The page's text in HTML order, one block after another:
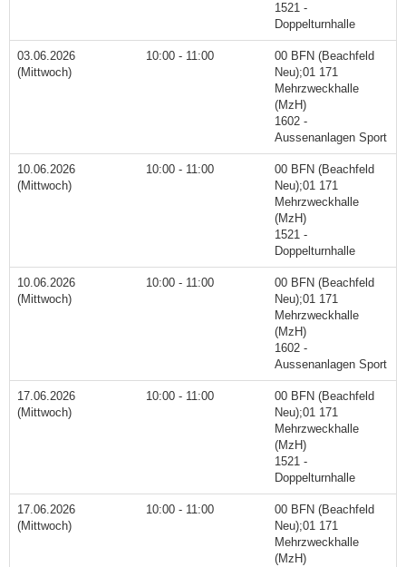
1521 -
Doppelturnhalle
03.06.2026
(Mittwoch)
10:00 - 11:00
00 BFN (Beachfeld
Neu);01 171
Mehrzweckhalle
(MzH)
1602 -
Aussenanlagen Sport
10.06.2026
(Mittwoch)
10:00 - 11:00
00 BFN (Beachfeld
Neu);01 171
Mehrzweckhalle
(MzH)
1521 -
Doppelturnhalle
10.06.2026
(Mittwoch)
10:00 - 11:00
00 BFN (Beachfeld
Neu);01 171
Mehrzweckhalle
(MzH)
1602 -
Aussenanlagen Sport
17.06.2026
(Mittwoch)
10:00 - 11:00
00 BFN (Beachfeld
Neu);01 171
Mehrzweckhalle
(MzH)
1521 -
Doppelturnhalle
17.06.2026
(Mittwoch)
10:00 - 11:00
00 BFN (Beachfeld
Neu);01 171
Mehrzweckhalle
(MzH)